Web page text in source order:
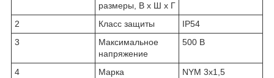
размеры, В х Ш х Г
2 Класс защиты
IP54
3
Максимальное
напряжение
500 В
4
Марка
NYM 3х1,5